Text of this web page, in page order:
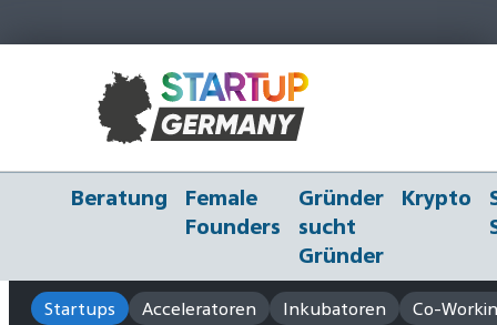
Beratung
Female
Founders
Gründer
sucht
Gründer
Krypto
Startups Acceleratoren Inkubatoren Co-